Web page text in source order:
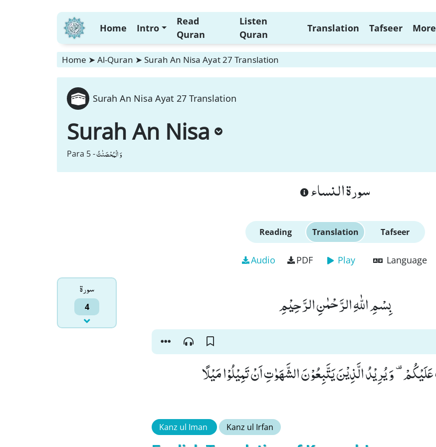
Home Intro
Read
Quran
Listen
Quran
Translation Tafseer More
Home ➤ Al-Quran ➤ Surah An Nisa Ayat 27 Translation
Surah An Nisa Ayat 27 Translation
Surah An Nisa
Para 5 -وَ الْمُحْصَنٰتُ
سورة النساء
Reading Translation Tafseer
Audio PDF Play Language
سورۃ
4 بِسْمِ اللّٰهِ الرَّحْمٰنِ الرَّحِیْمِ
وَ اللّٰهُ یُرِیْدُ اَنْ یَّتُوْبَ عَلَیْكُمْ- وَ یُرِیْدُ الَّذِیْنَ یَتَّبِعُوْنَ الشَّهَوٰتِ اَنْ تَمِیْلُوْا مَیْلًا
Kanz ul Iman Kanz ul Irfan